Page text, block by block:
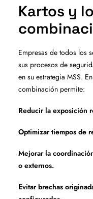
Kartos y
Empresas de todos los
sus procesos de
en su estrategia MSS.
combinación permite:
Reducir la exposición
Optimizar tiempos de
Mejorar la
o externos.
Evitar brechas